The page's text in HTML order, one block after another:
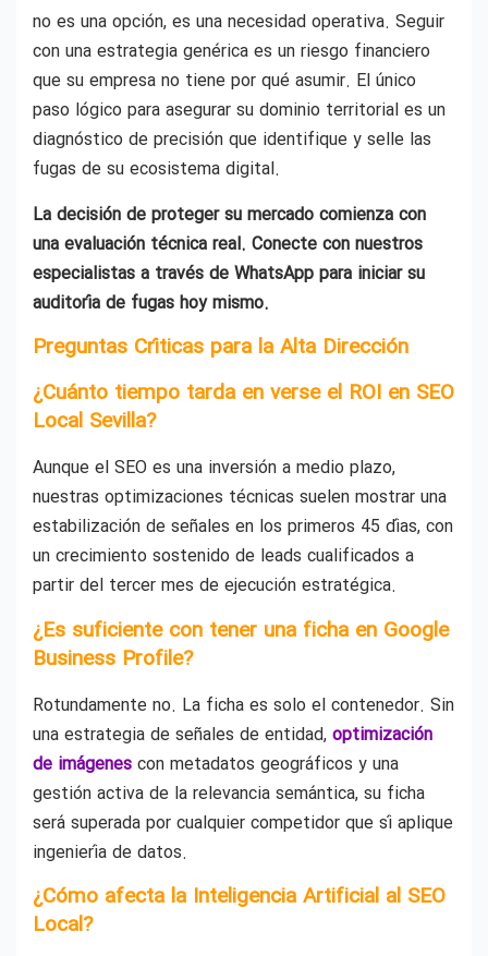
no es una opción, es una necesidad operativa. Seguir
con una estrategia genérica es un riesgo financiero
que su empresa no tiene por qué asumir. El único
paso lógico para asegurar su dominio territorial es un
diagnóstico de precisión que identifique y selle las
fugas de su ecosistema digital.
La decisión de proteger su mercado comienza con
una evaluación técnica real. Conecte con nuestros
especialistas a través de WhatsApp para iniciar su
auditoría de fugas hoy mismo.
Preguntas Críticas para la Alta Dirección
¿Cuánto tiempo tarda en verse el ROI en SEO
Local Sevilla?
Aunque el SEO es una inversión a medio plazo,
nuestras optimizaciones técnicas suelen mostrar una
estabilización de señales en los primeros 45 días, con
un crecimiento sostenido de leads cualificados a
partir del tercer mes de ejecución estratégica.
¿Es suficiente con tener una ficha en Google
Business Profile?
Rotundamente no. La ficha es solo el contenedor. Sin
una estrategia de señales de entidad, optimización
de imágenes con metadatos geográficos y una
gestión activa de la relevancia semántica, su ficha
será superada por cualquier competidor que sí aplique
ingeniería de datos.
¿Cómo afecta la Inteligencia Artificial al SEO
Local?